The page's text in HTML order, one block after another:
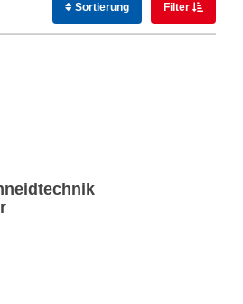
Sortierung Filter